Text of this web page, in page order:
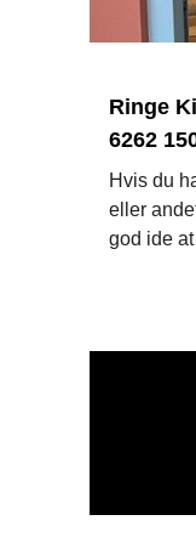
Ringe
6262
Hvis du
eller
god ide